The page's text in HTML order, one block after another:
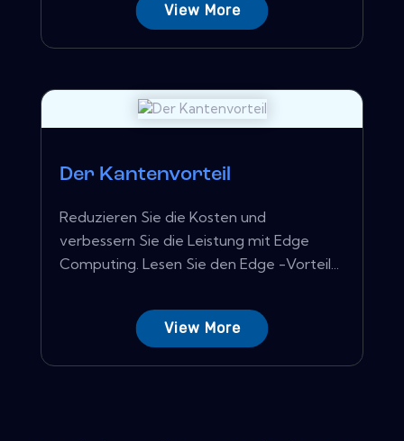
View More
Der Kantenvorteil
Reduzieren Sie die Kosten und
verbessern Sie die Leistung mit Edge
Computing. Lesen Sie den Edge -Vorteil...
View More